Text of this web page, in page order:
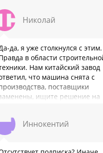
Николай
да, я уже столкнулся с этим.
в области
Нам китайский завод
что машина снята с
поставщики
ищите решение на
официальном бланке …
Иннокентий